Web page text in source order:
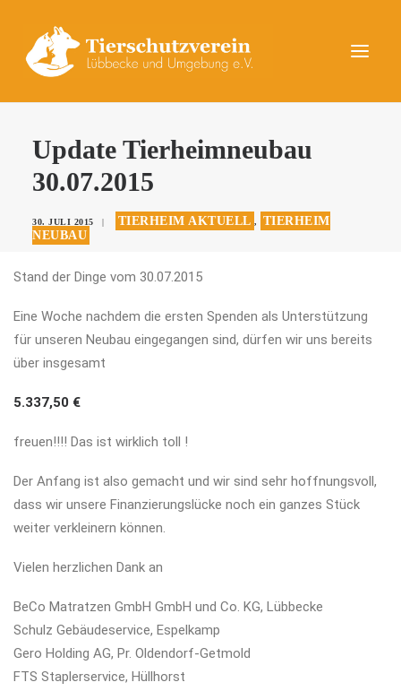
UNSERE TIERE
AKTUELLES
HELFEN
Update Tierheimneubau
30.07.2015
30. JULI 2015 | TIERHEIM AKTUELL ,
TIERHEIM
NEUBAU
Stand der Dinge vom 30.07.2015
Eine Woche nachdem die ersten Spenden als Unterstützung
für unseren Neubau eingegangen sind, dürfen wir uns bereits
über insgesamt
5.337,50 €
freuen!!!! Das ist wirklich toll !
Der Anfang ist also gemacht und wir sind sehr hoffnungsvoll,
dass wir unsere Finanzierungslücke noch ein ganzes Stück
weiter verkleinern können.
Vielen herzlichen Dank an
BeCo Matratzen GmbH GmbH und Co. KG, Lübbecke
Schulz Gebäudeservice, Espelkamp
Gero Holding AG, Pr. Oldendorf-Getmold
FTS Staplerservice, Hüllhorst